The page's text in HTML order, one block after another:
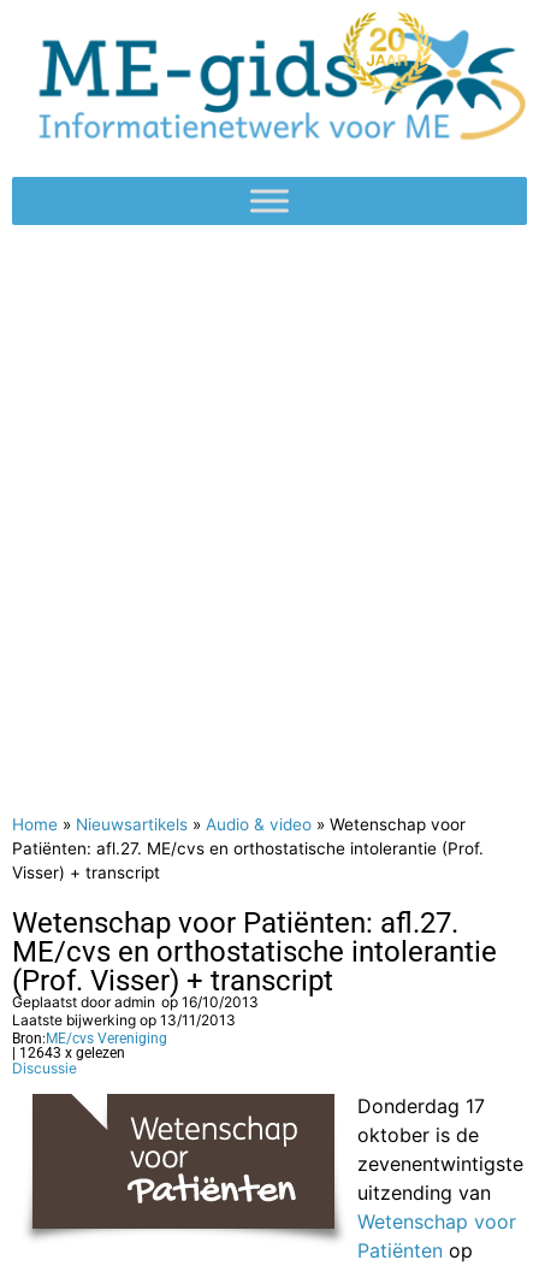
Home » Nieuwsartikels » Audio & video » Wetenschap voor
Patiënten: afl.27. ME/cvs en orthostatische intolerantie (Prof.
Visser) + transcript
Wetenschap voor Patiënten: afl.27.
ME/cvs en orthostatische intolerantie
(Prof. Visser) + transcript
Geplaatst dooradmin op 16/10/2013
Laatste bijwerking op 13/11/2013
Bron: ME/cvs Vereniging
| 12643 x gelezen
Discussie
Donderdag 17
oktober is de
zevenentwintigste
uitzending van
Wetenschap voor
Patiënten op